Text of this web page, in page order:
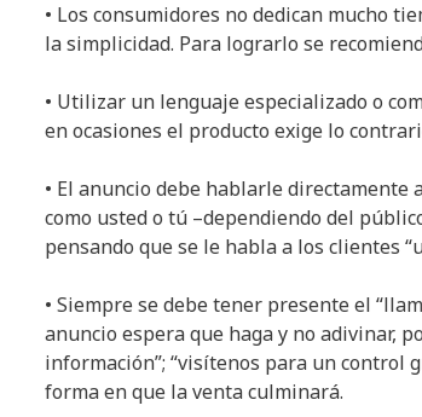
• Los consumidores no dedican mucho
la simplicidad. Para lograrlo se
• Utilizar un lenguaje especializado o
en ocasiones el producto exige lo
• El anuncio debe hablarle
como usted o tú –dependiendo del
pensando que se le habla a los clientes
• Siempre se debe tener presente el
anuncio espera que haga y no adivinar,
información”; “visítenos para un control
forma en que la venta culminará.